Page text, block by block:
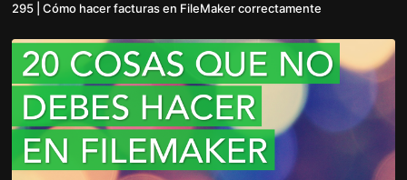
295 | Cómo hacer facturas en FileMaker correctamente